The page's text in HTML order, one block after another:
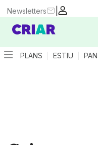
|
Newsletters
PLANS ESTIU